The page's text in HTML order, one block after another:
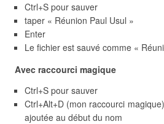
Ctrl+S pour sauver
taper « Réunion Paul Usul »
Enter
Le fichier est sauvé comme «
Avec raccourci magique
Ctrl+S pour sauver
Ctrl+Alt+D (mon raccourci
ajoutée au début du nom